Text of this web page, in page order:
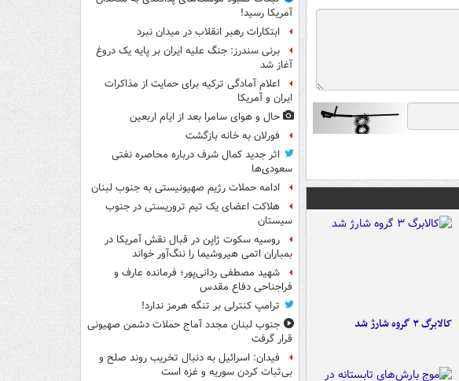
کالابرگ ۳ گروه شارژ شد
آمریکا رسید!
ابتکارات رهبر انقلاب در میدان نبرد
برنی سندرز: جنگ علیه ایران بر پایه یک دروغ
آغاز شد
اعلام آمادگی ترکیه برای حمایت از مذاکرات
ایران و آمریکا
حال و هوای سامرا بعد از ایام اربعین
فورلان به خانه بازگشت
اثر جدید کمال شرف درباره محاصره نفتی
سعودی‌ها
ادامه حملات رژیم صهیونیستی به جنوب لبنان
هلاکت اعضای یک تیم تروریستی در جنوب
سیستان
روسیه سکوت ژاپن در قبال نقش آمریکا در
بمباران اتمی هیروشیما را ننگ‌آور خواند
شهید مصطفی ردانی‌پور؛ فرمانده عارف و
فراجناحی دفاع مقدس
ترامپ کنترلی بر تنگه هرمز ندارد!
جنوب لبنان مجدد آماج حملات دشمن صهیونی
قرار گرفت
فیدان: اسرائیل به دنبال تخریب روند صلح و
بی‌ثبات کردن سوریه و غزه است